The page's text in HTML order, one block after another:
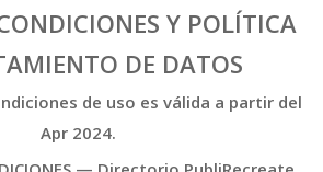
Y POLÍTICA
DE DATOS
de uso es válida a partir del
Apr 2024.